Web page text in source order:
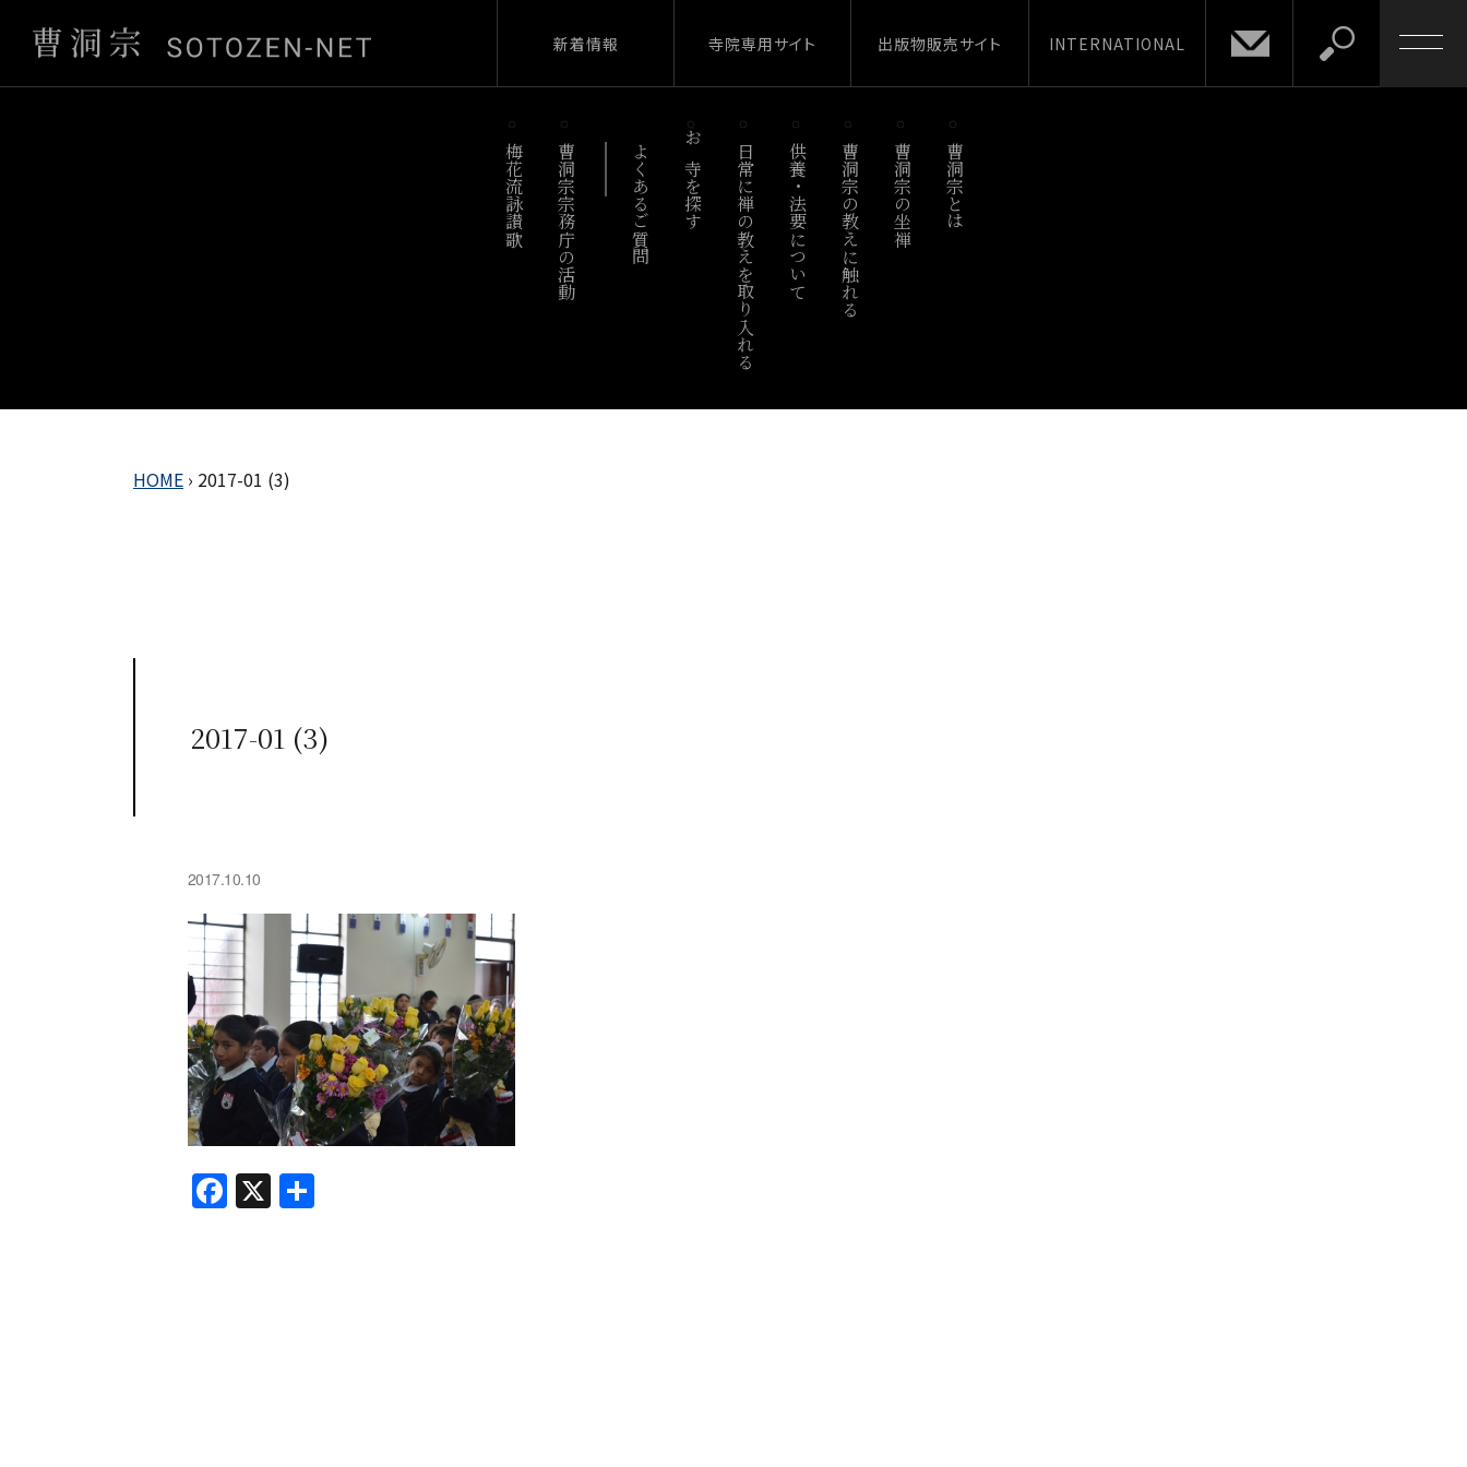
新着情報 寺院専用サイト 出版物販売サイト INTERNATIONAL
梅花流詠讃歌 曹洞宗宗務庁の活動 よくあるご質問 お寺を探す 日常に禅の教えを取り入れる 供養・法要について 曹洞宗の教えに触れる 曹洞宗の坐禅 曹洞宗とは
HOME › 2017-01 (3)
2017-01 (3)
2017.10.10
F
a
X